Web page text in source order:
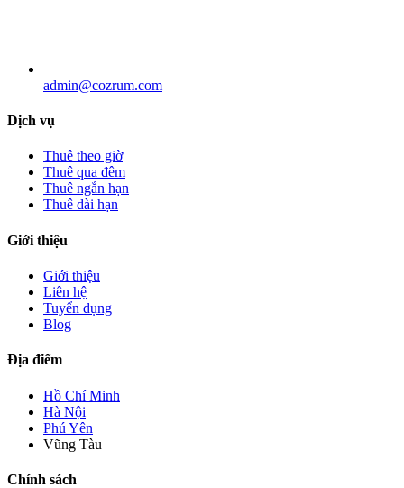
admin@cozrum.com
Dịch vụ
Thuê theo giờ
Thuê qua đêm
Thuê ngắn hạn
Thuê dài hạn
Giới thiệu
Giới thiệu
Liên hệ
Tuyển dụng
Blog
Địa điểm
Hồ Chí Minh
Hà Nội
Phú Yên
Vũng Tàu
Chính sách